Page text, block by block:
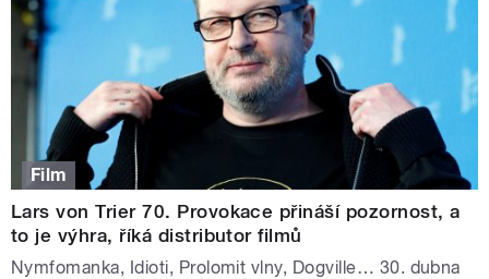
Film
Lars von Trier 70. Provokace přináší pozornost, a
to je výhra, říká distributor filmů
Nymfomanka, Idioti, Prolomit vlny, Dogville… 30. dubna